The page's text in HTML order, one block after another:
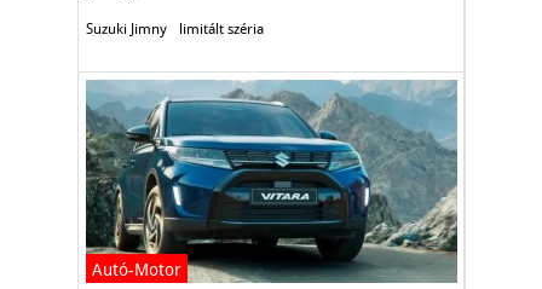
Suzuki Jimny limitált széria
Autó-Motor